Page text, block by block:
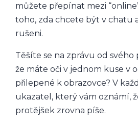
můžete přepínat mezi
toho, zda chcete být v chatu
rušeni.
Těšíte se na zprávu od
že máte oči v jednom kuse v
přilepené k obrazovce? V
ukazatel, který vám oznámí,
protějšek zrovna píše.